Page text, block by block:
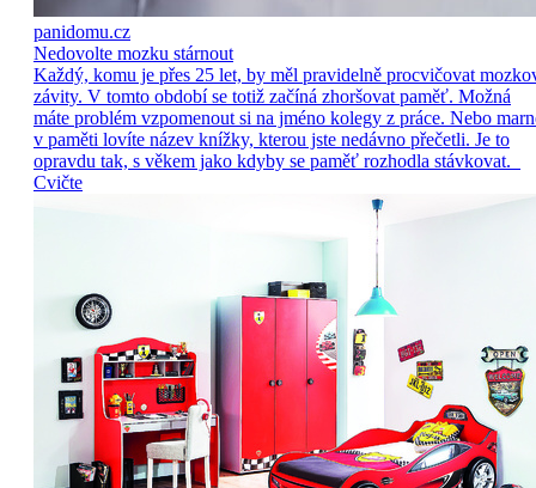
panidomu.cz
Nedovolte mozku stárnout
Každý, komu je přes 25 let, by měl pravidelně procvičovat
závity. V tomto období se totiž začíná zhoršovat paměť. Možná
máte problém vzpomenout si na jméno kolegy z práce. Nebo
v paměti lovíte název knížky, kterou jste nedávno přečetli. Je to
opravdu tak, s věkem jako kdyby se paměť rozhodla stávkovat.
Cvičte